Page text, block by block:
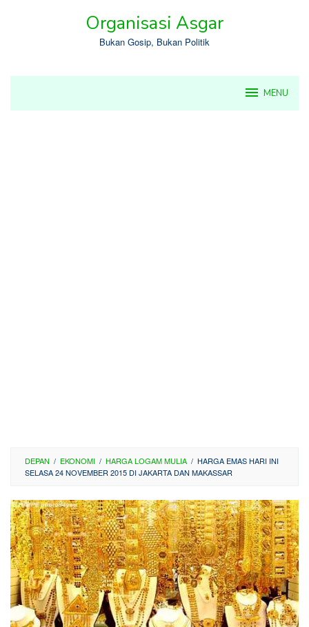
Organisasi Asgar
Bukan Gosip, Bukan Politik
MENU
DEPAN / EKONOMI / HARGA LOGAM MULIA / HARGA EMAS HARI INI
SELASA 24 NOVEMBER 2015 DI JAKARTA DAN MAKASSAR